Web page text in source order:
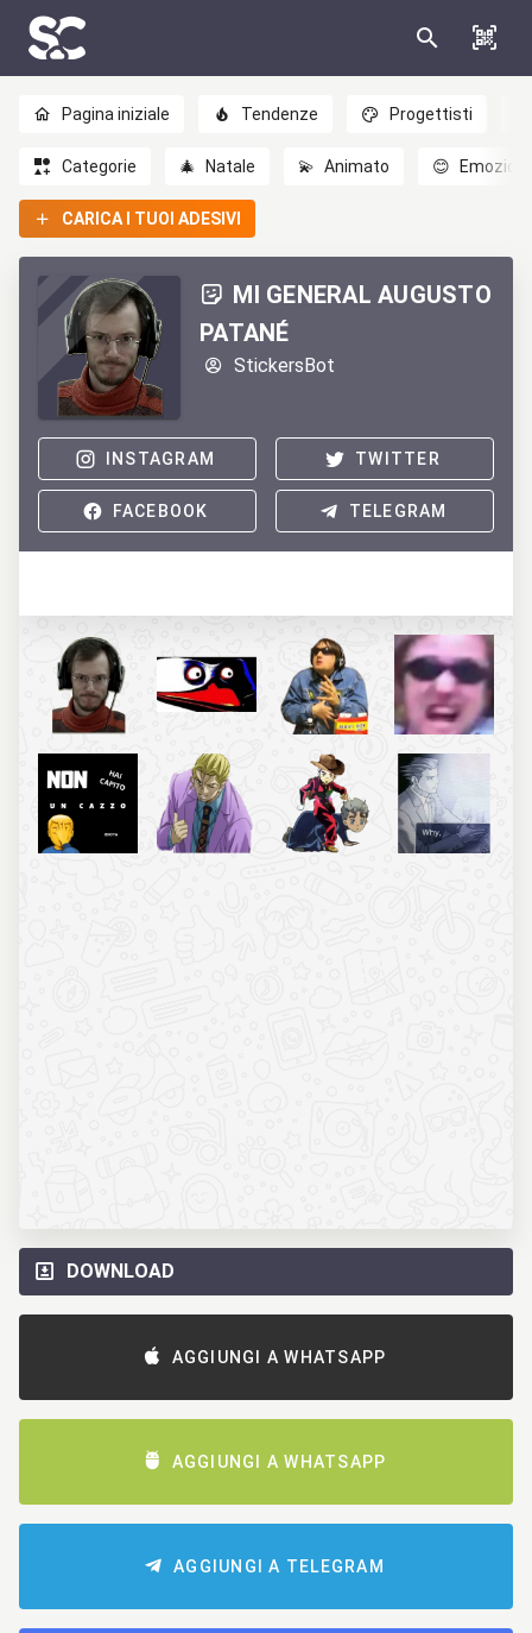
Pagina iniziale Tendenze Progettisti
Categorie 🎄 Natale 💫 Animato 😊 Emozioni
CARICA I TUOI ADESIVI
MI GENERAL AUGUSTO
PATANÉ
StickersBot
INSTAGRAM TWITTER
FACEBOOK TELEGRAM
DOWNLOAD
AGGIUNGI A WHATSAPP
AGGIUNGI A WHATSAPP
AGGIUNGI A TELEGRAM